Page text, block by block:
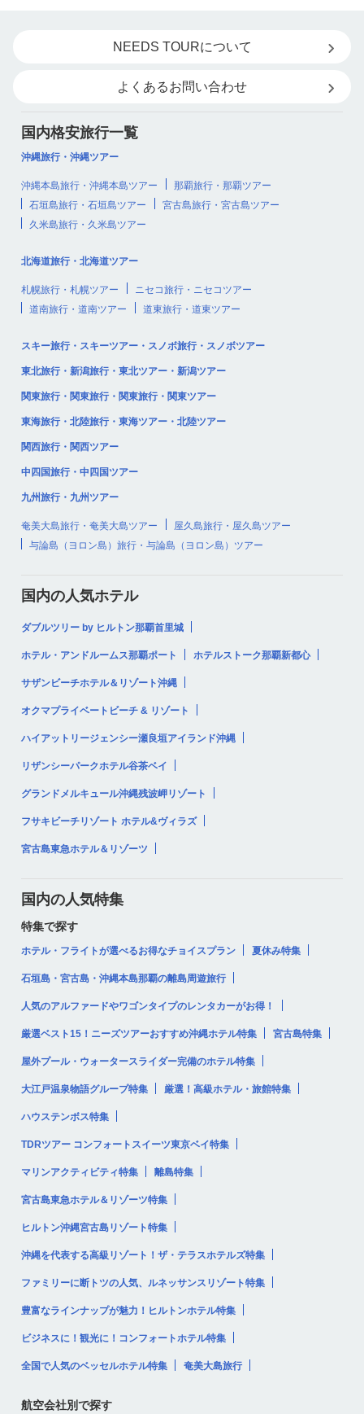
NEEDS TOURについて
よくあるお問い合わせ
国内格安旅行一覧
沖縄旅行・沖縄ツアー
沖縄本島旅行・沖縄本島ツアー
那覇旅行・那覇ツアー
石垣島旅行・石垣島ツアー
宮古島旅行・宮古島ツアー
久米島旅行・久米島ツアー
北海道旅行・北海道ツアー
札幌旅行・札幌ツアー
ニセコ旅行・ニセコツアー
道南旅行・道南ツアー
道東旅行・道東ツアー
スキー旅行・スキーツアー・スノボ旅行・スノボツアー
東北旅行・新潟旅行・東北ツアー・新潟ツアー
関東旅行・関東旅行・関東旅行・関東ツアー
東海旅行・北陸旅行・東海ツアー・北陸ツアー
関西旅行・関西ツアー
中四国旅行・中四国ツアー
九州旅行・九州ツアー
奄美大島旅行・奄美大島ツアー
屋久島旅行・屋久島ツアー
与論島（ヨロン島）旅行・与論島（ヨロン島）ツアー
国内の人気ホテル
ダブルツリー by ヒルトン那覇首里城
ホテル・アンドルームス那覇ポート ホテルストーク那覇新都心
サザンビーチホテル＆リゾート沖縄
オクマプライベートビーチ & リゾート
ハイアットリージェンシー瀬良垣アイランド沖縄
リザンシーパークホテル谷茶ベイ
グランドメルキュール沖縄残波岬リゾート
フサキビーチリゾート ホテル&ヴィラズ
宮古島東急ホテル＆リゾーツ
国内の人気特集
特集で探す
ホテル・フライトが選べるお得なチョイスプラン 夏休み特集
石垣島・宮古島・沖縄本島那覇の離島周遊旅行
人気のアルファードやワゴンタイプのレンタカーがお得！
厳選ベスト15！ニーズツアーおすすめ沖縄ホテル特集 宮古島特集
屋外プール・ウォータースライダー完備のホテル特集
大江戸温泉物語グループ特集 厳選！高級ホテル・旅館特集
ハウステンボス特集
TDRツアー コンフォートスイーツ東京ベイ特集
マリンアクティビティ特集 離島特集
宮古島東急ホテル＆リゾーツ特集
ヒルトン沖縄宮古島リゾート特集
沖縄を代表する高級リゾート！ザ・テラスホテルズ特集
ファミリーに断トツの人気、ルネッサンスリゾート特集
豊富なラインナップが魅力！ヒルトンホテル特集
ビジネスに！観光に！コンフォートホテル特集
全国で人気のベッセルホテル特集 奄美大島旅行
航空会社別で探す